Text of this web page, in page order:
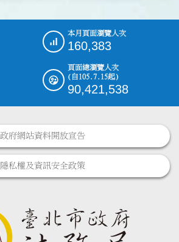
本月頁面瀏覽人次
160,383
頁面總瀏覽人次
(自105.7.15起)
90,421,538
政府網站資料開放宣告
隱私權及資訊安全政策